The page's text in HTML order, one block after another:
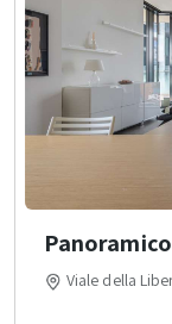
Viale della